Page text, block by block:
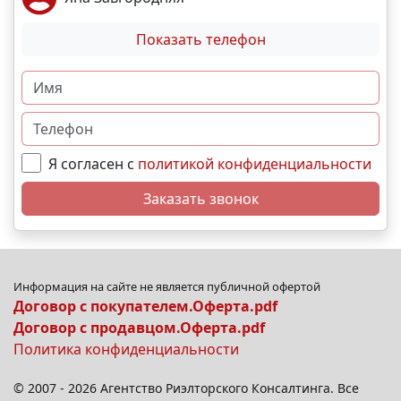
Показать телефон
Я согласен с политикой конфиденциальности
Заказать звонок
Информация на сайте не является публичной офертой
Договор с покупателем.Оферта.pdf
Договор с продавцом.Оферта.pdf
Политика конфиденциальности
© 2007 - 2026 Агентство Риэлторского Консалтинга. Все